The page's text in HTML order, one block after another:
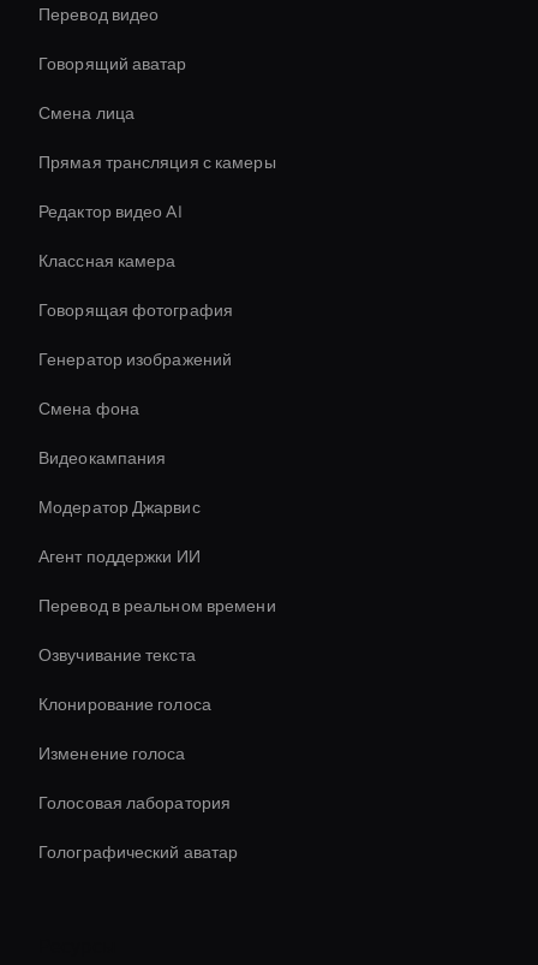
Перевод видео
Говорящий аватар
Смена лица
Прямая трансляция с камеры
Редактор видео AI
Классная камера
Говорящая фотография
Генератор изображений
Смена фона
Видеокампания
Модератор Джарвис
Агент поддержки ИИ
Перевод в реальном времени
Озвучивание текста
Клонирование голоса
Изменение голоса
Голосовая лаборатория
Голографический аватар